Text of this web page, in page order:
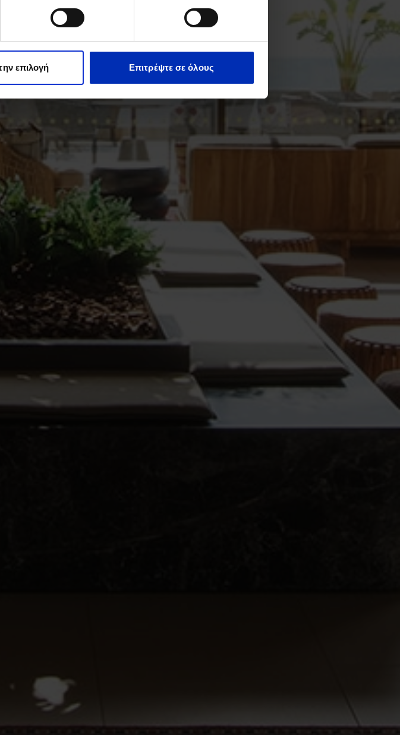
επιλογή Επιτρέψτε σε όλους